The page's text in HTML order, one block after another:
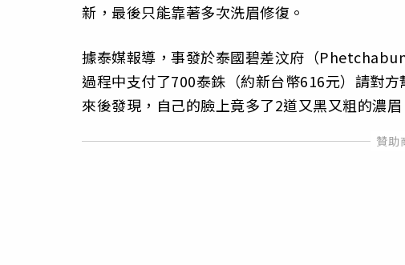
新，最後只能靠著多次洗眉修復。
據泰媒報導，事發於泰國碧差汶府（
過程中支付了700泰銖（約新台幣616元）請對
來後發現，自己的臉上竟多了2道又黑又粗的濃